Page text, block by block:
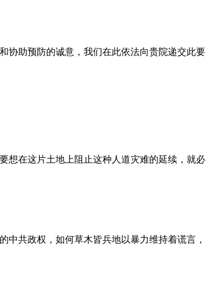
协助预防的诚意，我们在此依法向贵院递交此要
想在这片土地上阻止这种人道灾难的延续，就必
共政权，如何草木皆兵地以暴力维持着谎言，